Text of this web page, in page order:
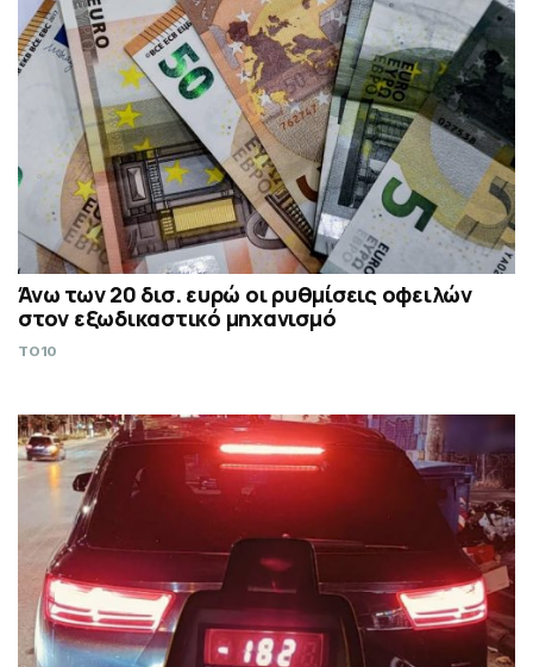
Άνω των 20 δισ. ευρώ οι ρυθμίσεις οφειλών
στον εξωδικαστικό μηχανισμό
TO10